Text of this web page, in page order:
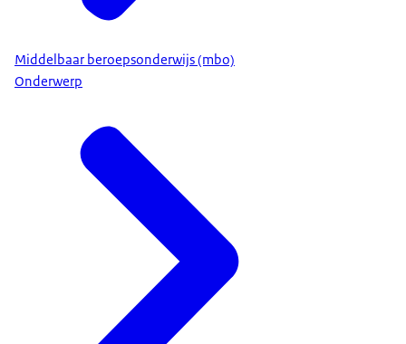
Middelbaar beroepsonderwijs (mbo)
Onderwerp